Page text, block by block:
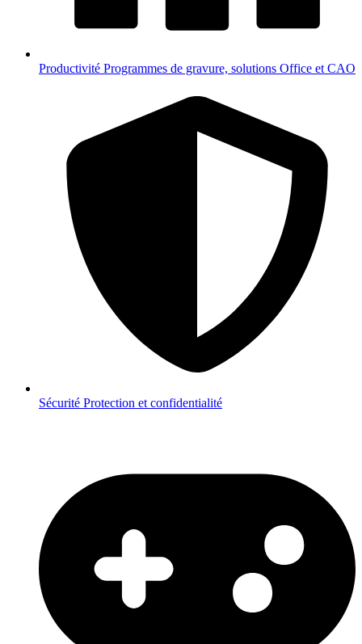
Productivité Programmes de gravure, solutions Office et CAO
Sécurité Protection et confidentialité